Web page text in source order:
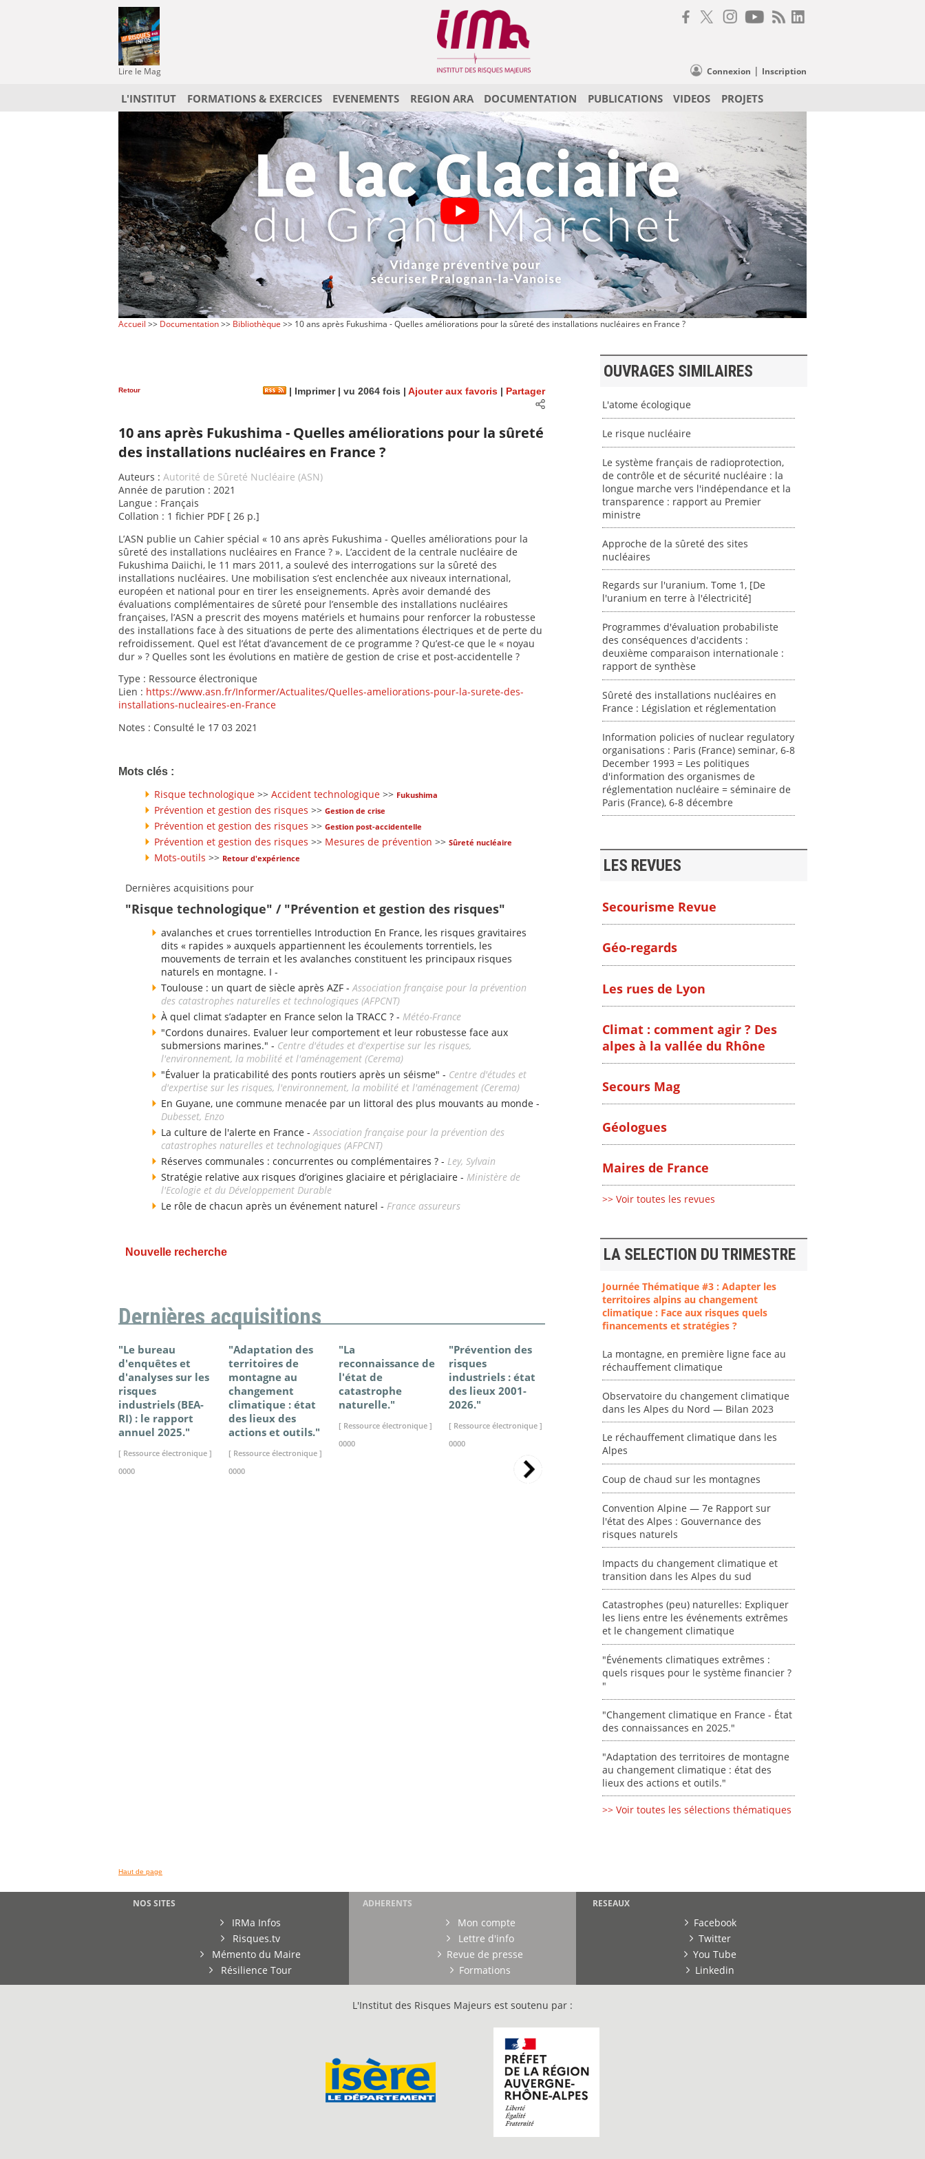
Lire le Mag Connexion | Inscription
L'INSTITUT FORMATIONS & EXERCICES EVENEMENTS REGION ARA DOCUMENTATION PUBLICATIONS VIDEOS PROJETS
Accueil >> Documentation>> Bibliothèque >> 10 ans après Fukushima - Quelles améliorations pour la sûreté des installations nucléaires en France ?
Retour Imprimer| vu 2064 fois | Ajouter aux favoris Partager
10 ans après Fukushima - Quelles améliorations pour la sûreté
des installations nucléaires en France ?
Auteurs : Autorité de Sûreté Nucléaire (ASN)
Année de parution : 2021
Langue : Français
Collation : 1 fichier PDF [ 26 p.]
L’ASN publie un Cahier spécial « 10 ans après Fukushima - Quelles améliorations pour la
sûreté des installations nucléaires en France ? ». L’accident de la centrale nucléaire de
Fukushima Daiichi, le 11 mars 2011, a soulevé des interrogations sur la sûreté des
installations nucléaires. Une mobilisation s’est enclenchée aux niveaux international,
européen et national pour en tirer les enseignements. Après avoir demandé des
évaluations complémentaires de sûreté pour l’ensemble des installations nucléaires
françaises, l’ASN a prescrit des moyens matériels et humains pour renforcer la robustesse
des installations face à des situations de perte des alimentations électriques et de perte du
refroidissement. Quel est l’état d’avancement de ce programme ? Qu’est-ce que le « noyau
dur » ? Quelles sont les évolutions en matière de gestion de crise et post-accidentelle ?
Type : Ressource électronique
Lien : https://www.asn.fr/Informer/Actualites/Quelles-ameliorations-pour-la-surete-des-
installations-nucleaires-en-France
Notes : Consulté le 17 03 2021
Mots clés :
Risque technologique >> Accident technologique >> Fukushima
Prévention et gestion des risques >> Gestion de crise
Prévention et gestion des risques >> Gestion post-accidentelle
Prévention et gestion des risques >> Mesures de prévention >> Sûreté nucléaire
Mots-outils >> Retour d'expérience
Dernières acquisitions pour
"Risque technologique" / "Prévention et gestion des risques"
avalanches et crues torrentielles Introduction En France, les risques gravitaires
dits « rapides » auxquels appartiennent les écoulements torrentiels, les
mouvements de terrain et les avalanches constituent les principaux risques
naturels en montagne. I -
Toulouse : un quart de siècle après AZF -Association française pour la prévention
des catastrophes naturelles et technologiques (AFPCNT)
À quel climat s’adapter en France selon la TRACC ? - Météo-France
"Cordons dunaires. Evaluer leur comportement et leur robustesse face aux
submersions marines." - Centre d'études et d'expertise sur les risques,
l'environnement, la mobilité et l'aménagement (Cerema)
"Évaluer la praticabilité des ponts routiers après un séisme" - Centre d'études et
d'expertise sur les risques, l'environnement, la mobilité et l'aménagement (Cerema)
En Guyane, une commune menacée par un littoral des plus mouvants au monde -
Dubesset, Enzo
La culture de l'alerte en France -Association française pour la prévention des
catastrophes naturelles et technologiques (AFPCNT)
Réserves communales : concurrentes ou complémentaires ? - Ley, Sylvain
Stratégie relative aux risques d’origines glaciaire et périglaciaire - Ministère de
l'Ecologie et du Développement Durable
Le rôle de chacun après un événement naturel - France assureurs
Nouvelle recherche
Dernières acquisitions
"Le bureau
d'enquêtes et
d'analyses sur les
risques
industriels (BEA-
RI) : le rapport
annuel 2025."
[ Ressource électronique ]
0000
"Adaptation des
territoires de
montagne au
changement
climatique : état
des lieux des
actions et outils."
[ Ressource électronique ]
0000
"La
reconnaissance de
l'état de
catastrophe
naturelle."
[ Ressource électronique ]
0000
"Prévention des
risques
industriels : état
des lieux 2001-
2026."
[ Ressource électronique ]
0000
"Changement
climatique en
France - État des
connaissances en
[ Ressource électronique ]
"Plan ministériel
de gestion des
vagues de
chaleur."
[ Ressource électronique ]
"Événements
extrêmes : quels
risques pour le
? "
OUVRAGES SIMILAIRES
L'atome écologique
Le risque nucléaire
Le système français de radioprotection,
de contrôle et de sécurité nucléaire : la
longue marche vers l'indépendance et la
transparence : rapport au Premier
ministre
Approche de la sûreté des sites
nucléaires
Regards sur l'uranium. Tome 1, [De
l'uranium en terre à l'électricité]
Programmes d'évaluation probabiliste
des conséquences d'accidents :
deuxième comparaison internationale :
rapport de synthèse
Sûreté des installations nucléaires en
France : Législation et réglementation
Information policies of nuclear regulatory
organisations : Paris (France) seminar, 6-8
December 1993 = Les politiques
d'information des organismes de
réglementation nucléaire = séminaire de
Paris (France), 6-8 décembre
LES REVUES
Secourisme Revue
Géo-regards
Les rues de Lyon
Climat : comment agir ? Des
alpes à la vallée du Rhône
Secours Mag
Géologues
Maires de France
>> Voir toutes les revues
LA SELECTION DU TRIMESTRE
Journée Thématique #3 : Adapter les
territoires alpins au changement
climatique : Face aux risques quels
financements et stratégies ?
La montagne, en première ligne face au
réchauffement climatique
Observatoire du changement climatique
dans les Alpes du Nord — Bilan 2023
Le réchauffement climatique dans les
Alpes
Coup de chaud sur les montagnes
Convention Alpine — 7e Rapport sur
l'état des Alpes : Gouvernance des
risques naturels
Impacts du changement climatique et
transition dans les Alpes du sud
Catastrophes (peu) naturelles: Expliquer
les liens entre les événements extrêmes
et le changement climatique
"Événements climatiques extrêmes :
quels risques pour le système financier ?
"
"Changement climatique en France - État
des connaissances en 2025."
"Adaptation des territoires de montagne
au changement climatique : état des
lieux des actions et outils."
>> Voir toutes les sélections thématiques
Haut de page
NOS SITES
IRMa Infos
Risques.tv
Mémento du Maire
Résilience Tour
ADHERENTS
Mon compte
Lettre d'info
Revue de presse
Formations
RESEAUX
Facebook
Twitter
You Tube
Linkedin
L'Institut des Risques Majeurs est soutenu par :